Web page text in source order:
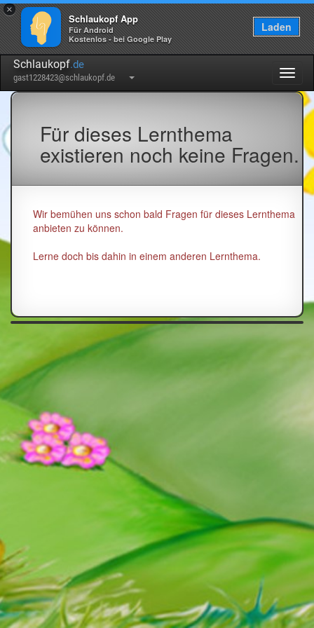
×
Schlaukopf App
Für Android
Kostenlos - bei Google Play
Laden
Schlaukopf.de
gast1228423@schlaukopf.de
Für dieses Lernthema
existieren noch keine Fragen.
Wir bemühen uns schon bald Fragen für dieses Lernthema
anbieten zu können.
Lerne doch bis dahin in einem anderen Lernthema.